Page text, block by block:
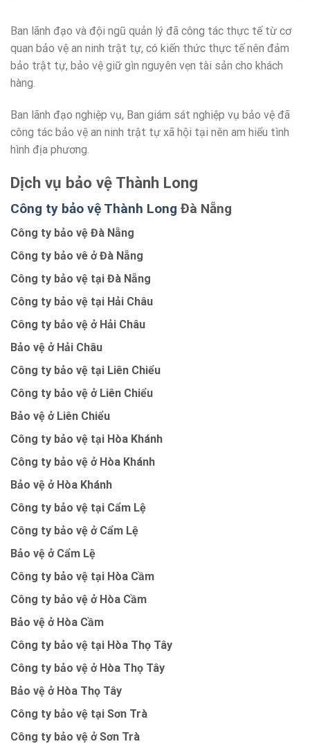
Ban lãnh đạo và đội ngũ quản lý đã công tác thực tế từ cơ
quan bảo vệ an ninh trật tự, có kiến thức thực tế nên đảm
bảo trật tự, bảo vệ giữ gìn nguyên vẹn tài sản cho khách
hàng.
Ban lãnh đạo nghiệp vụ, Ban giám sát nghiệp vụ bảo vệ đã
công tác bảo vệ an ninh trật tự xã hội tại nên am hiểu tình
hình địa phương.
Dịch vụ bảo vệ Thành Long
Công ty bảo vệ Thành Long Đà Nẵng
Công ty bảo vệ Đà Nẵng
Công ty bảo vê ở Đà Nẵng
Công ty bảo vệ tại Đà Nẵng
Công ty bảo vệ tại Hải Châu
Công ty bảo vệ ở Hải Châu
Bảo vệ ở Hải Châu
Công ty bảo vệ tại Liên Chiểu
Công ty bảo vệ ở Liên Chiểu
Bảo vệ ở Liên Chiểu
Công ty bảo vệ tại Hòa Khánh
Công ty bảo vệ ở Hòa Khánh
Bảo vệ ở Hòa Khánh
Công ty bảo vệ tại Cẩm Lệ
Công ty bảo vệ ở Cẩm Lệ
Bảo vệ ở Cẩm Lệ
Công ty bảo vệ tại Hòa Cầm
Công ty bảo vệ ở Hòa Cầm
Bảo vệ ở Hòa Cầm
Công ty bảo vệ tại Hòa Thọ Tây
Công ty bảo vệ ở Hòa Thọ Tây
Bảo vệ ở Hòa Thọ Tây
Công ty bảo vệ tại Sơn Trà
Công ty bảo vệ ở Sơn Trà